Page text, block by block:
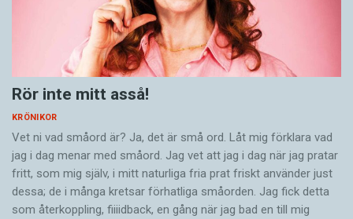
Rör inte mitt asså!
KRÖNIKOR
Vet ni vad småord är? Ja, det är små ord. Låt mig förklara vad
jag i dag menar med småord. Jag vet att jag i dag när jag pratar
fritt, som mig själv, i mitt naturliga fria prat friskt använder just
dessa; de i många kretsar förhatliga småorden. Jag fick detta
som återkoppling, fiiiidback, en gång när jag bad en till mig